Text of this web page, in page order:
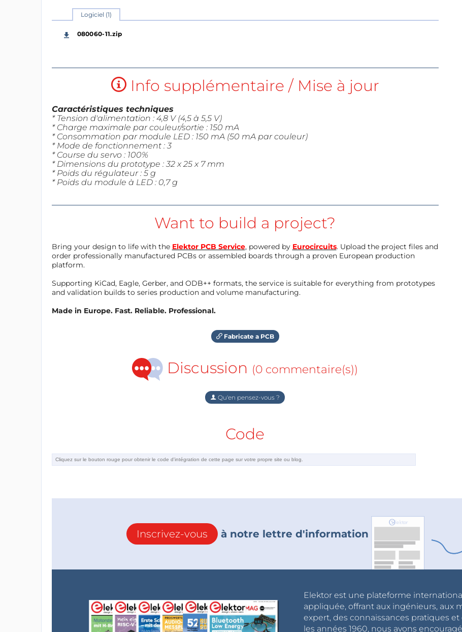
Logiciel (1)
080060-11.zip
Info supplémentaire / Mise à jour
Caractéristiques techniques
* Tension d'alimentation : 4,8 V (4,5 à 5,5 V)
* Charge maximale par couleur/sortie : 150 mA
* Consommation par module LED : 150 mA (50 mA par couleur)
* Mode de fonctionnement : 3
* Course du servo : 100%
* Dimensions du prototype : 32 x 25 x 7 mm
* Poids du régulateur : 5 g
* Poids du module à LED : 0,7 g
Want to build a project?
Bring your design to life with the Elektor PCB Service, powered by Eurocircuits. Upload the project files and
order professionally manufactured PCBs or assembled boards through a proven European production
platform.
Supporting KiCad, Eagle, Gerber, and ODB++ formats, the service is suitable for everything from prototypes
and validation builds to series production and volume manufacturing.
Made in Europe. Fast. Reliable. Professional.
Fabricate a PCB
Discussion (0 commentaire(s))
Qu'en pensez-vous ?
Code
Inscrivez-vous à notre lettre d'information
Elektor est une plateforme
appliquée, offrant aux ingénieurs, aux
expert, des connaissances pratiques
les années 1960, nous avons